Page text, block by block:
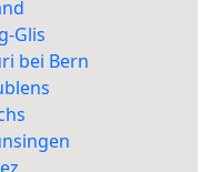
Glis
bei Bern